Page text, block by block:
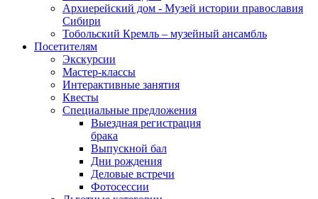
Архиерейский дом - Музей истории православия
Сибири
Тобольский Кремль – музейный ансамбль
Посетителям
Экскурсии
Мастер-классы
Интерактивные занятия
Квесты
Специальные предложения
Выездная регистрация
брака
Выпускной бал
Дни рождения
Деловые встречи
Фотосессии